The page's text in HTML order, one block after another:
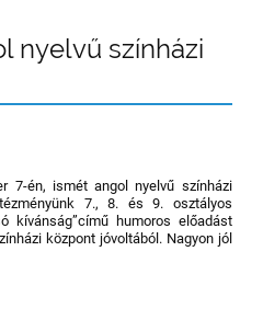
nyelvű színházi
7-én, ismét angol nyelvű színházi
7., 8. és 9. osztályos
kívánság”című humoros előadást
központ jóvoltából. Nagyon jól